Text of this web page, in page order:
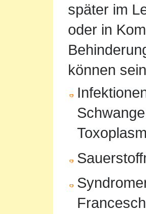
später im
oder in
können